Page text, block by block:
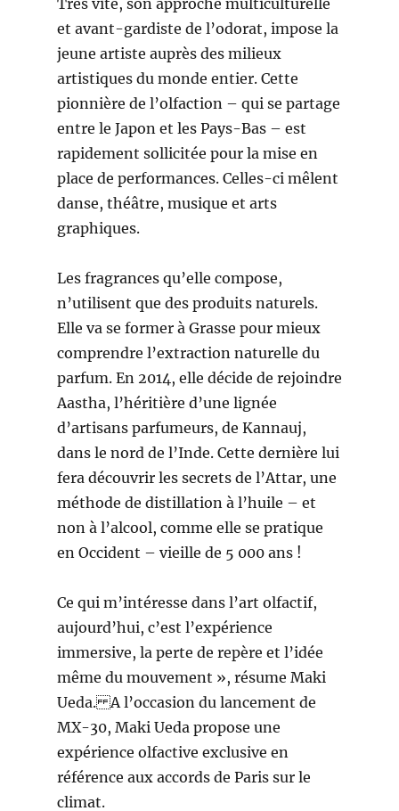
Très vite, son approche multiculturelle
et avant-gardiste de l’odorat, impose la
jeune artiste auprès des milieux
artistiques du monde entier. Cette
pionnière de l’olfaction – qui se partage
entre le Japon et les Pays-Bas – est
rapidement sollicitée pour la mise en
place de performances. Celles-ci mêlent
danse, théâtre, musique et arts
graphiques.
Les fragrances qu’elle compose,
n’utilisent que des produits naturels.
Elle va se former à Grasse pour mieux
comprendre l’extraction naturelle du
parfum. En 2014, elle décide de rejoindre
Aastha, l’héritière d’une lignée
d’artisans parfumeurs, de Kannauj,
dans le nord de l’Inde. Cette dernière lui
fera découvrir les secrets de l’Attar, une
méthode de distillation à l’huile – et
non à l’alcool, comme elle se pratique
en Occident – vieille de 5 000 ans !
Ce qui m’intéresse dans l’art olfactif,
aujourd’hui, c’est l’expérience
immersive, la perte de repère et l’idée
même du mouvement », résume Maki
Ueda. A l’occasion du lancement de
MX-30, Maki Ueda propose une
expérience olfactive exclusive en
référence aux accords de Paris sur le
climat.